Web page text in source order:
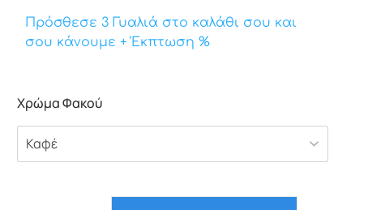
Πρόσθεσε 3 Γυαλιά στο καλάθι σου και
σου κάνουμε + Έκπτωση %
Χρώμα Φακού